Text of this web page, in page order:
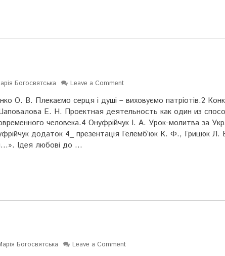
Богосвятська Leave a Comment
О. В. Плекаємо серця і душі – виховуємо патріотів.2
Е. Н. Проектная деятельность как один из
человека.4 Онуфрійчук І. А. Урок-молитва за
додаток 4_ презентація Гелемб’юк К. Ф., Грицюк Л.
Ідея любові до …
Богосвятська Leave a Comment